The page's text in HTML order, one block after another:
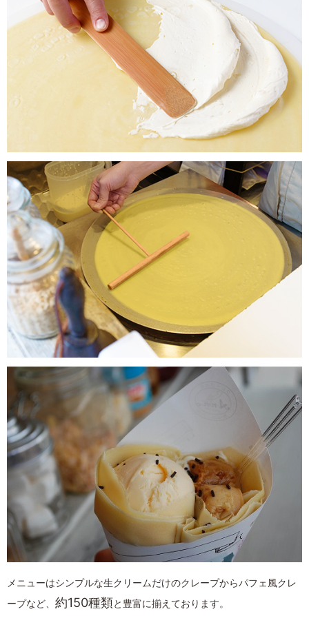
メニューはシンプルな生クリームだけのクレープからパフェ風クレ
ープなど、 約150種類と豊富に揃えております。